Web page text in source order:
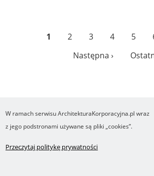
poświęconego książce
Bieżąca
1 Page
2 Page
3 Page
4 Page
5
Następna
Następna ›
COPYRIGHT ©2016-2026 Ośrodek Studiów nad
Wykonanie i obsługa Yasne.pl
Footer
Regulamin Polityka prywatności
W ramach serwisu ArchitekturaKorporacyjna.pl wraz
z jego podstronami używane są pliki „cookies”.
Przeczytaj politykę prywatności